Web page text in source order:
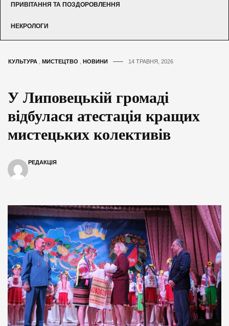
ПРИВІТАННЯ ТА ПОЗДОРОВЛЕННЯ
НЕКРОЛОГИ
КУЛЬТУРА МИСТЕЦТВО НОВИНИ 14 ТРАВНЯ, 2026
У Липовецькій громаді
відбулася атестація кращих
мистецьких колективів
РЕДАКЦІЯ